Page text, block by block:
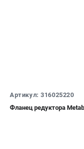
Артикул: 316025220
Фланец редуктора